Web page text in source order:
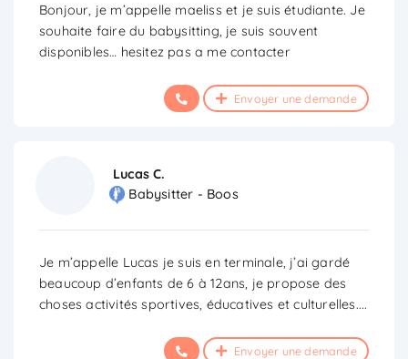
Bonjour, je m’appelle maeliss et je suis étudiante. Je
souhaite faire du babysitting, je suis souvent
disponibles… hesitez pas a me contacter
Envoyer une demande
Lucas C.
Babysitter - Boos
Je m’appelle Lucas je suis en terminale, j’ai gardé
beaucoup d’enfants de 6 à 12ans, je propose des
choses activités sportives, éducatives et culturelles....
Envoyer une demande